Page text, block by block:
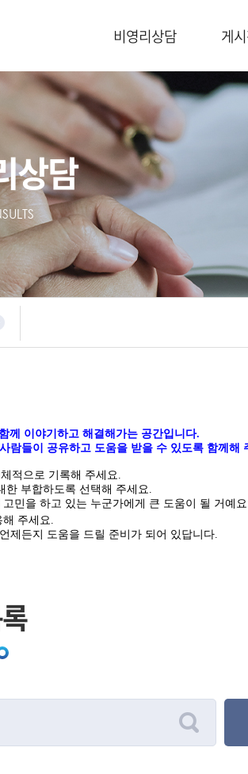
비영리상담 게
상담
께 이야기하고 해결해가는 공간입니다.
람들이 공유하고 도움을 받을 수 있도록 함께해
적 으로 기록해 주세요.
한 부합하도록 선택해 주세요.
고민을 하고 있는 누군가에게 큰 도움이 될 거예
주세요.
제든지 도움을 드릴 준비가 되어 있답니다.